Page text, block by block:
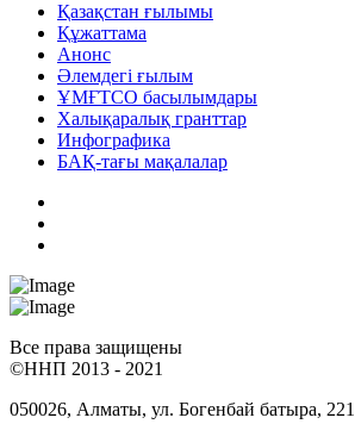
Қазақстан ғылымы
Құжаттама
Анонс
Әлемдегі ғылым
ҰМҒТСО басылымдары
Халықаралық гранттар
Инфографика
БАҚ-тағы мақалалар
Все права защищены
©ННП 2013 - 2021
050026, Алматы, ул. Богенбай батыра, 221